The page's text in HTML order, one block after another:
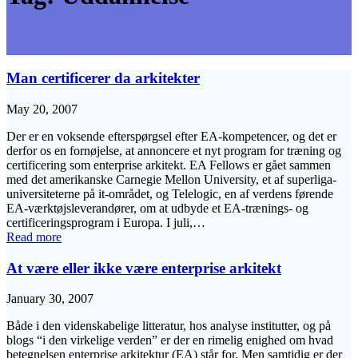
Man certificerer da arkitekter
May 20, 2007
Der er en voksende efterspørgsel efter EA-kompetencer, og det er
derfor os en fornøjelse, at annoncere et nyt program for træning og
certificering som enterprise arkitekt. EA Fellows er gået sammen
med det amerikanske Carnegie Mellon University, et af superliga-
universiteterne på it-området, og Telelogic, en af verdens førende
EA-værktøjsleverandører, om at udbyde et EA-trænings- og
certificeringsprogram i Europa. I juli,…
Read more
At være eller ikke være enterprise arkitekt
January 30, 2007
Både i den videnskabelige litteratur, hos analyse institutter, og på
blogs “i den virkelige verden” er der en rimelig enighed om hvad
betegnelsen enterprise arkitektur (EA) står for. Men samtidig er der